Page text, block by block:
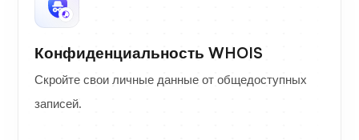
Конфиденциальность WHOIS
Скройте свои личные данные от общедоступных
записей.